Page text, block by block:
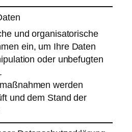
und organisatorische
ein, um Ihre Daten
oder unbefugten
werden
und dem Stand der